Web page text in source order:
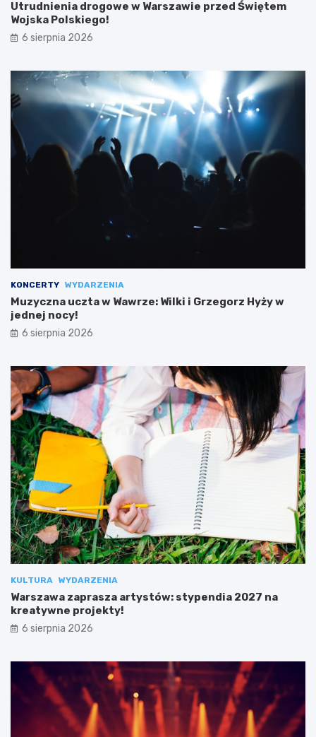
Utrudnienia drogowe w Warszawie przed Świętem
Wojska Polskiego!
6 sierpnia 2026
KONCERTY WYDARZENIA
Muzyczna uczta w Wawrze: Wilki i Grzegorz Hyży w
jednej nocy!
6 sierpnia 2026
KULTURA WYDARZENIA
Warszawa zaprasza artystów: stypendia 2027 na
kreatywne projekty!
6 sierpnia 2026